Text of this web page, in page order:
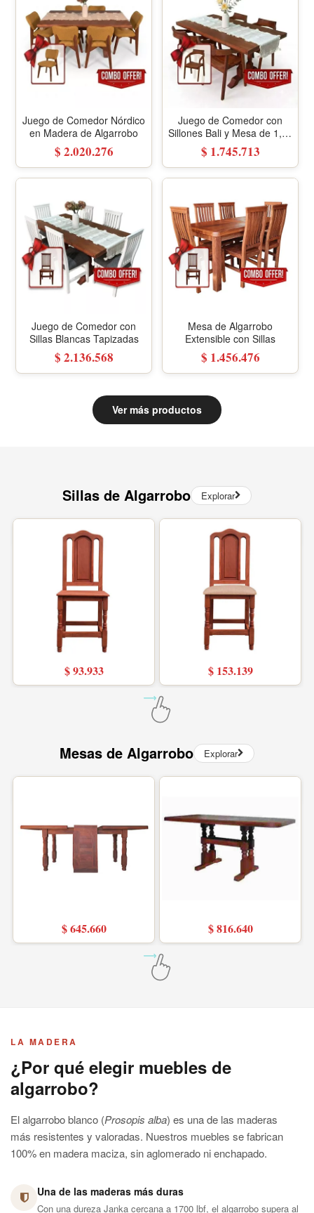
Juego de Comedor Nórdico
en Madera de Algarrobo
$ 2.020.276
Juego de Comedor con
Sillones Bali y Mesa de 1,60
Metros
$ 1.745.713
Juego de Comedor con
Sillas Blancas Tapizadas
$ 2.136.568
Mesa de Algarrobo
Extensible con Sillas
$ 1.456.476
Ver más productos
Sillas de Algarrobo Explorar
$ 93.933 $ 153.139
Mesas de Algarrobo Explorar
$ 645.660 $ 816.640
LA MADERA
¿Por qué elegir muebles de
algarrobo?
El algarrobo blanco (Prosopis alba) es una de las maderas
más resistentes y valoradas. Nuestros muebles se fabrican
100% en madera maciza, sin aglomerado ni enchapado.
Una de las maderas más duras
Con una dureza Janka cercana a 1700 lbf, el algarrobo supera al